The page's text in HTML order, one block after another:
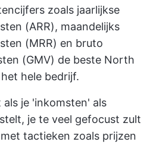
zoals jaarlijkse
(ARR), maandelijks
(MRR) en bruto
(GMV) de beste North
hele bedrijf.
je 'inkomsten' als
je te veel gefocust zult
tactieken zoals prijzen